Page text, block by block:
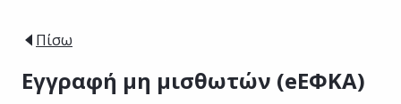
Πίσω
Εγγραφή μη μισθωτών (eΕΦΚΑ)